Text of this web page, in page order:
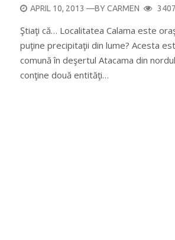
POSTED
APRIL 10, 2013 —BYCARMEN 3407
Ştiaţi că… Localitatea Calama este
puţine precipitaţii din lume? Acesta
comună în deşertul Atacama din
conţine două entităţi…